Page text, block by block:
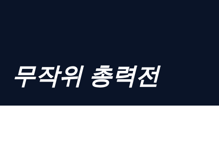
무작위 총력전